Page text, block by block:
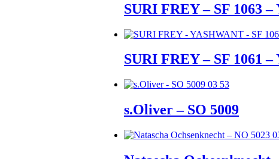
SURI FREY – SF 1063
SURI FREY – SF 1061
s.Oliver – SO 5009